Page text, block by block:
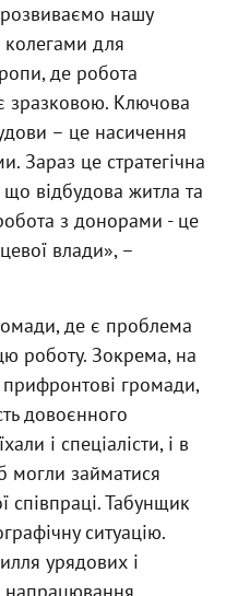
нашу
для
де робота
зразковою. Ключова
– це насичення
Зараз це стратегічна
відбудова житла та
з донорами - це
влади», –
де є проблема
роботу. Зокрема, на
громади,
довоєнного
і спеціалісти, і в
могли займатися
Табунщик
ситуацію.
урядових і